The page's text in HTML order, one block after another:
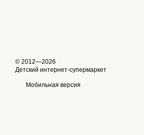
© 2012—2026
Детский интернет-супермаркет
Мобильная версия